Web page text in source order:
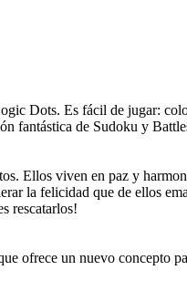
Dots. Es fácil de jugar:
fantástica de Sudoku y
Ellos viven en paz y
la felicidad que de ellos
rescatarlos!
ofrece un nuevo concepto